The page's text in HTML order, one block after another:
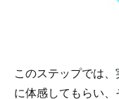
このステップでは
に体感してもらい